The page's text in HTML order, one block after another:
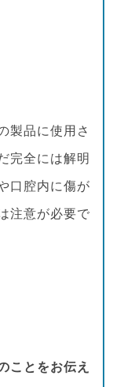
製品に使用さ
完全には解明
口腔内に傷が
注意が必要で
ことをお伝え